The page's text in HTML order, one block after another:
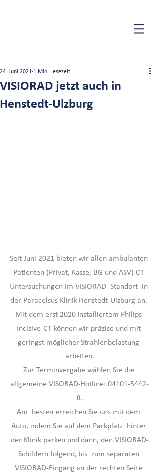
VISIORAD jetzt auch in
Henstedt-Ulzburg
24. Juni 2021 1 Min. Lesezeit
Seit Juni 2021 bieten wir allen ambulanten
Patienten (Privat, Kasse, BG und ASV) CT-
Untersuchungen im VISIORAD  Standort  in
der Paracelsus Klinik Henstedt-Ulzburg an.
Mit dem erst 2020 installiertem Philips
Incisive-CT können wir präzise und mit
geringst möglicher Strahlenbelastung
arbeiten.
Zur Terminvergabe wählen Sie die
allgemeine VISORAD-Hotline: 04101-5442-
0.
Am  besten erreichen Sie uns mit dem
Auto, indem Sie auf dem Parkplatz  hinter
der Klinik parken und dann, den VISIORAD-
Schildern folgend, bis  zum separaten
VISIORAD-Eingang an der rechten Seite